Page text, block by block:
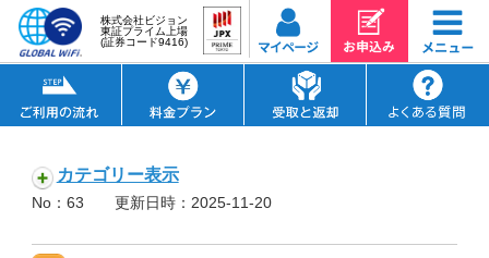
株式会社ビジョン
東証プライム上場
(証券コード9416)
カテゴリー表示
No：63 更新日時：2025-11-20